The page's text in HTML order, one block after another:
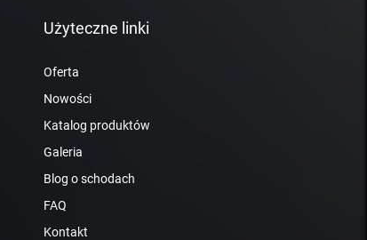
Użyteczne linki
Oferta
Nowości
Katalog produktów
Galeria
Blog o schodach
FAQ
Kontakt